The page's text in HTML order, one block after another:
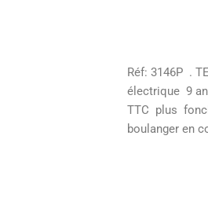
Réf: 3146P .
électrique 9
TTC plus
boulanger en